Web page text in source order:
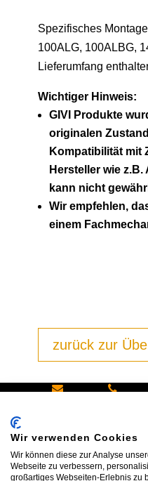
Spezifisches
100ALG, 100ALBG,
Lieferumfang
Wichtiger Hinweis:
GIVI Produkte
originalen
Kompatibilität mit
Hersteller wie
kann nicht
Wir empfehlen,
einem
zurück zur
info@bike
shop24.n
an:
Tel.+49
Wir verwenden Cookies
Wir können diese zur Analyse
Webseite zu verbessern,
großartiges Webseiten-Erlebnis zu